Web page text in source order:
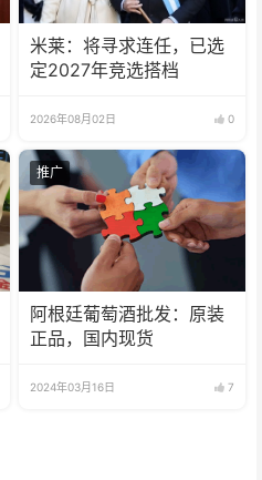
米莱：将寻求连任，已选
定2027年竞选搭档
2026年08月02日 0
推广
阿根廷葡萄酒批发：原装
正品，国内现货
2024年03月16日 7